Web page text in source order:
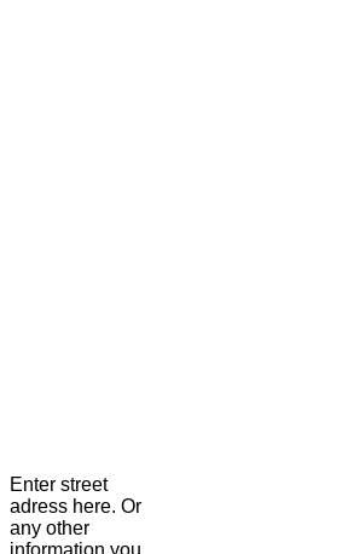
Enter street
adress here. Or
any other